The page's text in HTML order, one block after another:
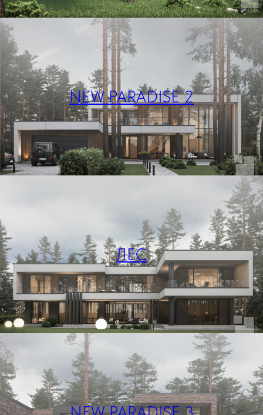
NEW PARADISE 2
ЛЕС